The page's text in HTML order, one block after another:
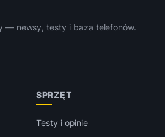
— newsy, testy i baza telefonów.
SPRZĘT
Testy i opinie